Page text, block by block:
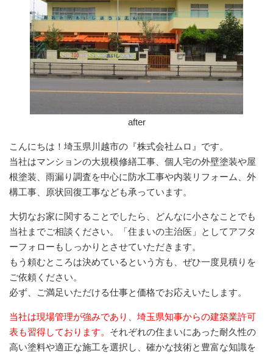
after
こんにちは！埼玉県川越市の『株式会社ムロ』です。
当社はマンションの大規模修繕工事、個人宅の外壁塗装や屋
根塗装、雨漏り調査を中心に防水工事や内装リフォーム、外
構工事、原状回復工事なども承っています。
大切なお家に関することでしたら、どんなに小さなことでも
当社までご相談ください。「住まいの主治医」としてアフタ
ーフォローもしっかりとさせていただきます。
もう頼むところは決めているという方も、ぜひ一度見積りを
ご依頼ください。
必ず、ご満足いただける仕事と価格でお応えいたします。
当社は現場管理が強みであり、埼玉県知事からの建築業許可
表も習得しております。 それぞれの住まいにあった耐久性の
高い塗料や適正な施工を選択し、確かな技術と豊富な知識を